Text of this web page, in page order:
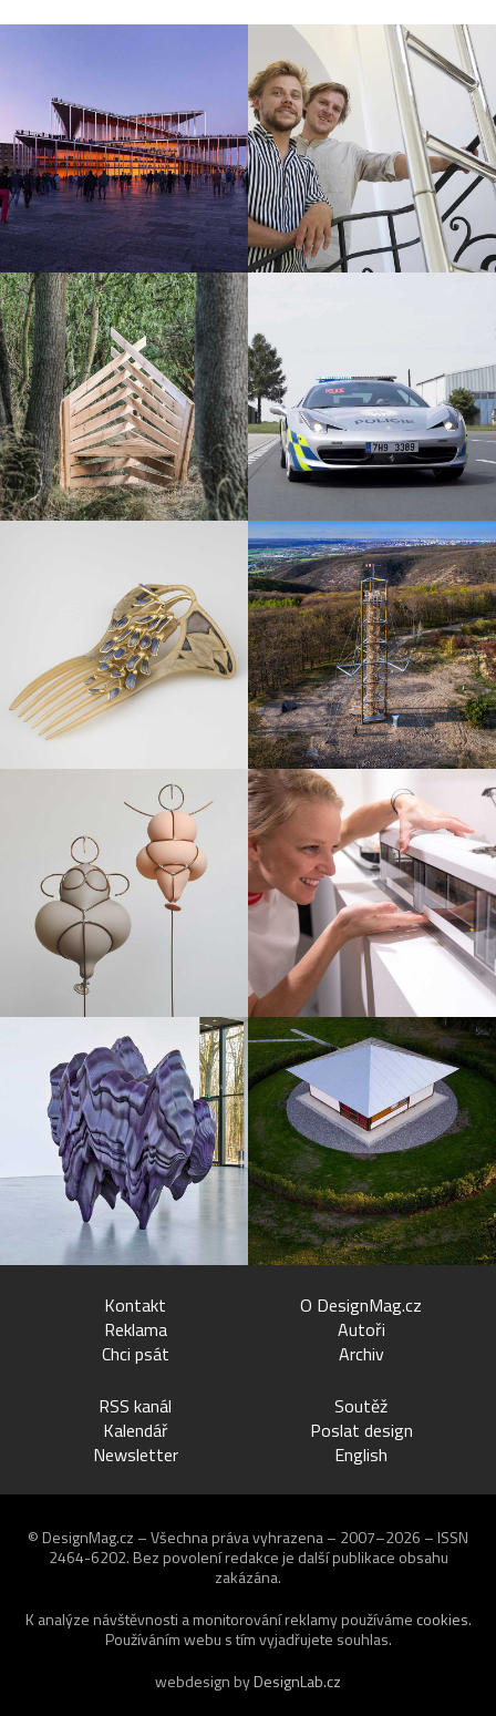
Kontakt
Reklama
Chci psát
O DesignMag.cz
Autoři
Archiv
RSS kanál
Kalendář
Newsletter
Soutěž
Poslat design
English
© DesignMag.cz – Všechna práva vyhrazena – 2007–2026 – ISSN
2464-6202. Bez povolení redakce je další publikace obsahu
zakázána.
K analýze návštěvnosti a monitorování reklamy používáme cookies.
Používáním webu s tím vyjadřujete souhlas.
webdesign byDesignLab.cz